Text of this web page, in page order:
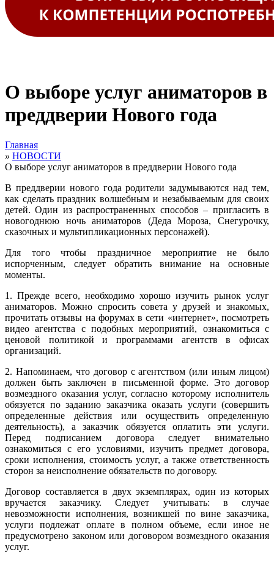
О выборе услуг аниматоров в
преддверии Нового года
Главная
» НОВОСТИ
О выборе услуг аниматоров в преддверии Нового года
В преддверии нового года родители задумываются над тем,
как сделать праздник волшебным и незабываемым для своих
детей. Один из распространенных способов – пригласить в
новогоднюю ночь аниматоров (Деда Мороза, Снегурочку,
сказочных и мультипликационных персонажей).
Для того чтобы праздничное мероприятие не было
испорченным, следует обратить внимание на основные
моменты.
1. Прежде всего, необходимо хорошо изучить рынок услуг
аниматоров. Можно спросить совета у друзей и знакомых,
прочитать отзывы на форумах в сети «интернет», посмотреть
видео агентства с подобных мероприятий, ознакомиться с
ценовой политикой и программами агентств в офисах
организаций.
2. Напоминаем, что договор с агентством (или иным лицом)
должен быть заключен в письменной форме. Это договор
возмездного оказания услуг, согласно которому исполнитель
обязуется по заданию заказчика оказать услуги (совершить
определенные действия или осуществить определенную
деятельность), а заказчик обязуется оплатить эти услуги.
Перед подписанием договора следует внимательно
ознакомиться с его условиями, изучить предмет договора,
сроки исполнения, стоимость услуг, а также ответственность
сторон за неисполнение обязательств по договору.
Договор составляется в двух экземплярах, один из которых
вручается заказчику. Следует учитывать: в случае
невозможности исполнения, возникшей по вине заказчика,
услуги подлежат оплате в полном объеме, если иное не
предусмотрено законом или договором возмездного оказания
услуг.